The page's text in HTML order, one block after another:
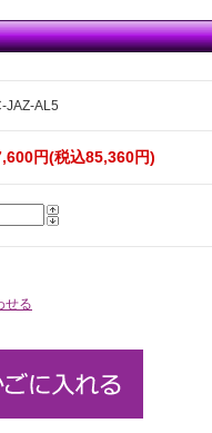
JAZ-AL5
円(税込85,360円)
せる